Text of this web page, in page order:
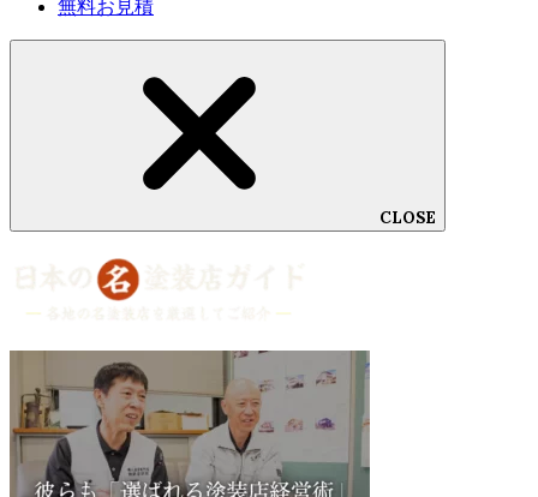
無料お見積
CLOSE